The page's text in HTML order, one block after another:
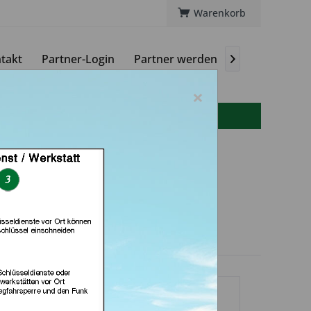
Warenkorb
Partner-Login Partner werden 
Schlüssel Profi
(in Rosdorf)
×